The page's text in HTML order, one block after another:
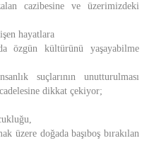
cazibesine ve üzerimizdeki
hayatlara
özgün kültürünü yaşayabilme
suçlarının unutturulması
dikkat çekiyor;
üzere doğada başıboş bırakılan